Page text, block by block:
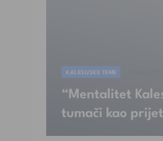
KALESIJSKE TEME
“Mentalitet
tumači kao